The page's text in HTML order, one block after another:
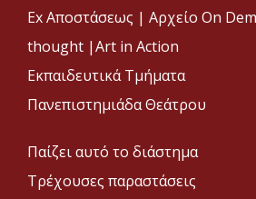
Ex Αποστάσεως | Αρχείο On
thought |Art in Action
Εκπαιδευτικά Τμήματα
Πανεπιστημιάδα Θεάτρου
Παίζει αυτό το διάστημα
Τρέχουσες παραστάσεις